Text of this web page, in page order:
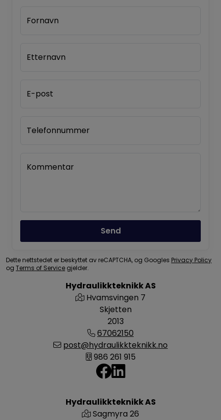
Hydraulikkteknikk AS
Hvamsvingen 7
Skjetten
2013
67062150
post@hydraulikkteknikk.no
986 261 915
Hydraulikkteknikk AS
Sagmyra 26
Fornavn
Etternavn
E-post
Telefonnummer
Kommentar
Send
Dette nettstedet er beskyttet av reCAPTCHA, og Googles Privacy Policy
og Terms of Service gjelder.